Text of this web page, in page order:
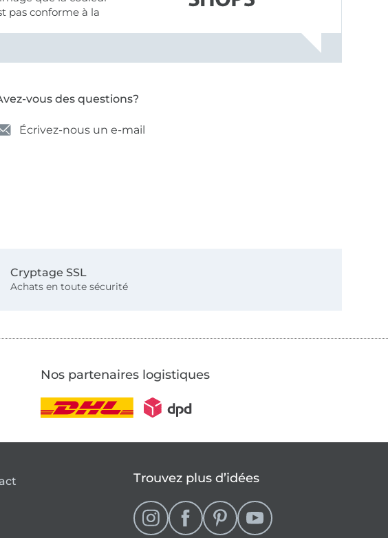
pas conforme à la
vous des questions?
Écrivez-nous un e-mail
Cryptage SSL
Achats en toute sécurité
Nos partenaires logistiques
Trouvez plus d’idées